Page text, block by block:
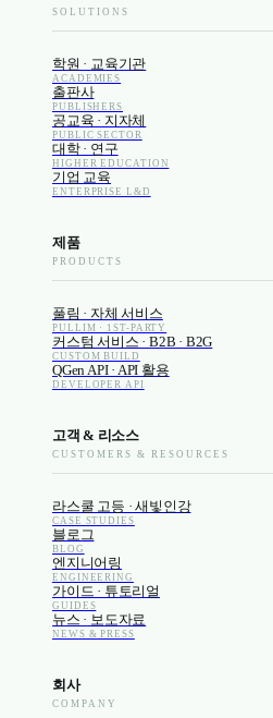
SOLUTIONS
학원 · 교육기관
ACADEMIES
출판사
PUBLISHERS
공교육 · 지자체
PUBLIC SECTOR
대학 · 연구
HIGHER EDUCATION
기업 교육
ENTERPRISE L&D
제품
PRODUCTS
풀림 · 자체 서비스
PULLIM · 1ST-PARTY
커스텀 서비스 · B2B · B2G
CUSTOM BUILD
QGen API · API 활용
DEVELOPER API
고객 & 리소스
CUSTOMERS & RESOURCES
라스쿨 고등 · 새빛인강
CASE STUDIES
블로그
BLOG
엔지니어링
ENGINEERING
가이드 · 튜토리얼
GUIDES
뉴스 · 보도자료
NEWS & PRESS
회사
COMPANY